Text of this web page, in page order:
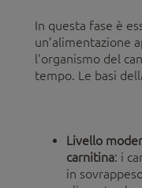
In questa fase è
un’alimentazione
l'organismo del
tempo. Le basi
Livello
carnitina: i
in